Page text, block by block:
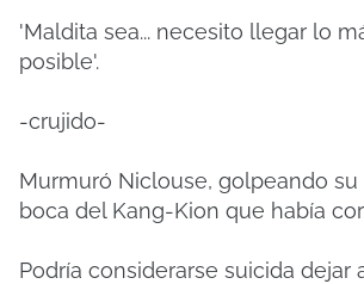
'Maldita sea... necesito llegar lo
posible'.
-crujido-
Murmuró Niclouse, golpeando
boca del Kang-Kion que había
Podría considerarse suicida dejar